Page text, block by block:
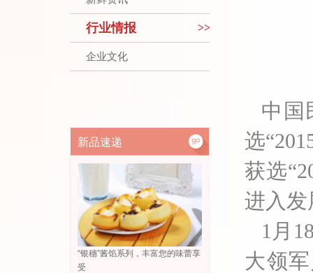
行业情报 >>
企业文化
新品速递
“银穗”酱馅系列，丰富您的味蕾享
受
中国
选
获选
进入发
1月
大领